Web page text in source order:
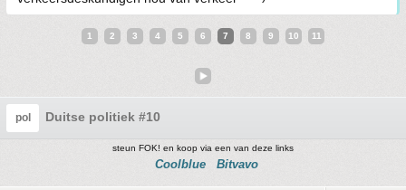
1 2 3 4 5 6 7 8 9 10 11
pol Duitse politiek #10
steun FOK! en koop via een van deze links
Coolblue Bitvavo